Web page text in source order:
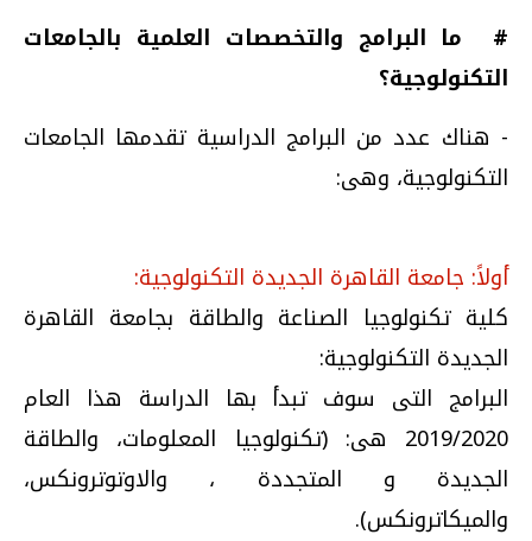
# ما البرامج والتخصصات العلمية بالجامعات
التكنولوجية؟
- هناك عدد من البرامج الدراسية تقدمها الجامعات
التكنولوجية، وهى:
أولاً: جامعة القاهرة الجديدة التكنولوجية:
كلية تكنولوجيا الصناعة والطاقة بجامعة القاهرة
الجديدة التكنولوجية:
البرامج التى سوف تبدأ بها الدراسة هذا العام
2019/2020 هى: (تكنولوجيا المعلومات، والطاقة
الجديدة و المتجددة ، والاوتوترونكس،
والميكاترونكس).